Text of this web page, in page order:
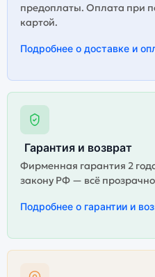
предоплаты. Оплата при
картой.
Подробнее о доставке и
Гарантия и возврат
Фирменная гарантия 2
закону РФ — всё
Подробнее о гарантии и